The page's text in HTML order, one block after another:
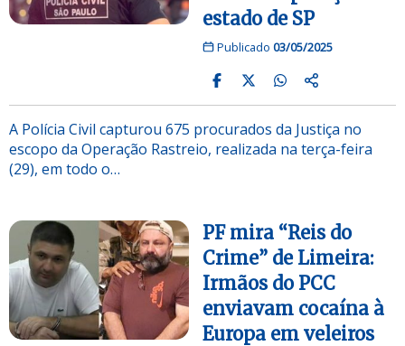
estado de SP
Publicado 03/05/2025
A Polícia Civil capturou 675 procurados da Justiça no
escopo da Operação Rastreio, realizada na terça-feira
(29), em todo o…
PF mira “Reis do
Crime” de Limeira:
Irmãos do PCC
enviavam cocaína à
Europa em veleiros